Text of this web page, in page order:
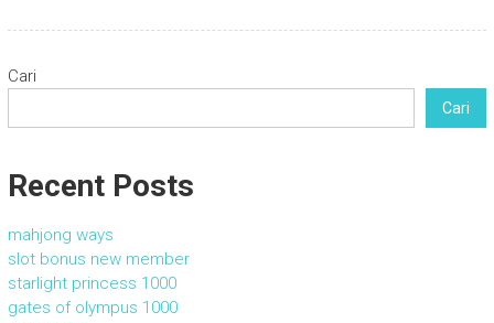
Cari
Cari
Recent Posts
mahjong ways
slot bonus new member
starlight princess 1000
gates of olympus 1000